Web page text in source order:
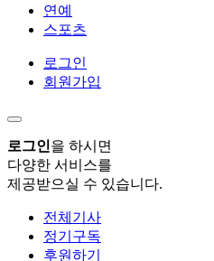
연예
스포츠
로그인
회원가입
로그인을 하시면
다양한 서비스를
제공받으실 수 있습니다.
전체기사
정기구독
후원하기